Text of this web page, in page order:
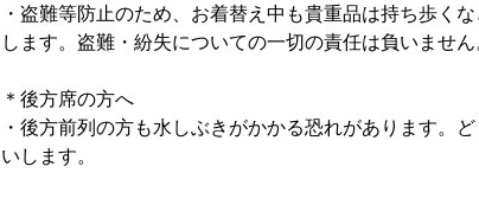
・盗難等防止のため、お着替え中も貴重品は持ち歩く
します。盗難・紛失についての一切の責任は負いません
＊後方席の方へ
・後方前列の方も水しぶきがかかる恐れがあります。
いします。